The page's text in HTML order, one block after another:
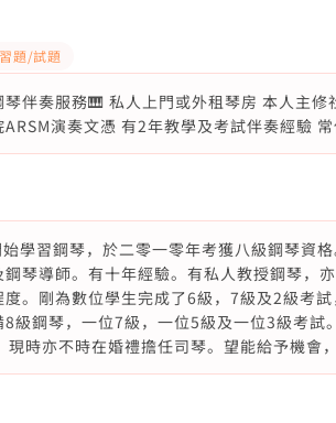
題/試題
伴奏服務🎹 私人上門或外租琴房 本人主
演奏文憑 有2年教學及考試伴奏經驗
學習鋼琴，於二零一零年考獲八級鋼琴資
琴導師。有十年經驗。有私人教授鋼琴，
。剛為數位學生完成了6級，7級及2級考
級鋼琴，一位7級，一位5級及一位3級考試
時亦不時在婚禮擔任司琴。望能給予機會